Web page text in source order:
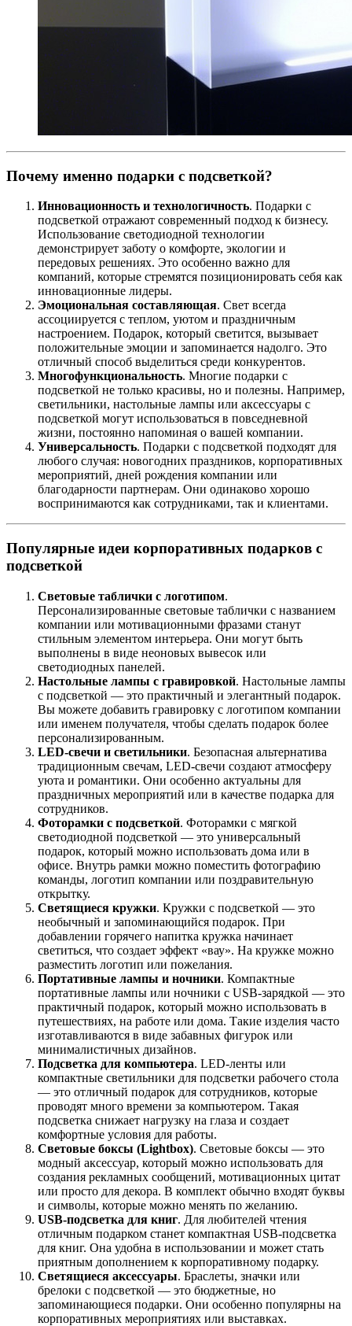
Почему именно подарки с подсветкой?
Инновационность и технологичность. Подарки с
подсветкой отражают современный подход к бизнесу.
Использование светодиодной технологии
демонстрирует заботу о комфорте, экологии и
передовых решениях. Это особенно важно для
компаний, которые стремятся позиционировать себя как
инновационные лидеры.
Эмоциональная составляющая. Свет всегда
ассоциируется с теплом, уютом и праздничным
настроением. Подарок, который светится, вызывает
положительные эмоции и запоминается надолго. Это
отличный способ выделиться среди конкурентов.
Многофункциональность. Многие подарки с
подсветкой не только красивы, но и полезны. Например,
светильники, настольные лампы или аксессуары с
подсветкой могут использоваться в повседневной
жизни, постоянно напоминая о вашей компании.
Универсальность. Подарки с подсветкой подходят для
любого случая: новогодних праздников, корпоративных
мероприятий, дней рождения компании или
благодарности партнерам. Они одинаково хорошо
воспринимаются как сотрудниками, так и клиентами.
Популярные идеи корпоративных подарков с
подсветкой
Световые таблички с логотипом.
Персонализированные световые таблички с названием
компании или мотивационными фразами станут
стильным элементом интерьера. Они могут быть
выполнены в виде неоновых вывесок или
светодиодных панелей.
Настольные лампы с гравировкой. Настольные лампы
с подсветкой — это практичный и элегантный подарок.
Вы можете добавить гравировку с логотипом компании
или именем получателя, чтобы сделать подарок более
персонализированным.
LED-свечи и светильники. Безопасная альтернатива
традиционным свечам, LED-свечи создают атмосферу
уюта и романтики. Они особенно актуальны для
праздничных мероприятий или в качестве подарка для
сотрудников.
Фоторамки с подсветкой. Фоторамки с мягкой
светодиодной подсветкой — это универсальный
подарок, который можно использовать дома или в
офисе. Внутрь рамки можно поместить фотографию
команды, логотип компании или поздравительную
открытку.
Светящиеся кружки. Кружки с подсветкой — это
необычный и запоминающийся подарок. При
добавлении горячего напитка кружка начинает
светиться, что создает эффект «вау». На кружке можно
разместить логотип или пожелания.
Портативные лампы и ночники. Компактные
портативные лампы или ночники с USB-зарядкой — это
практичный подарок, который можно использовать в
путешествиях, на работе или дома. Такие изделия часто
изготавливаются в виде забавных фигурок или
минималистичных дизайнов.
Подсветка для компьютера. LED-ленты или
компактные светильники для подсветки рабочего стола
— это отличный подарок для сотрудников, которые
проводят много времени за компьютером. Такая
подсветка снижает нагрузку на глаза и создает
комфортные условия для работы.
Световые боксы (Lightbox). Световые боксы — это
модный аксессуар, который можно использовать для
создания рекламных сообщений, мотивационных цитат
или просто для декора. В комплект обычно входят буквы
и символы, которые можно менять по желанию.
USB-подсветка для книг. Для любителей чтения
отличным подарком станет компактная USB-подсветка
для книг. Она удобна в использовании и может стать
приятным дополнением к корпоративному подарку.
Светящиеся аксессуары. Браслеты, значки или
брелоки с подсветкой — это бюджетные, но
запоминающиеся подарки. Они особенно популярны на
корпоративных мероприятиях или выставках.